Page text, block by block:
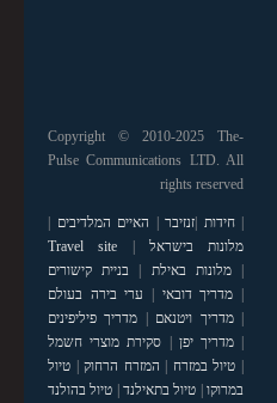
Copyright © 2010-2025 The-
Pulse Communications LTD. All
rights reserved
|חידות |זנזיבר | האיים המלדיבים |
מלונות בישראל |
Travel site
|מלונות באילת | בניית קישורים
| מדריך דובאי | ערי בירה בעולם
|מדריך ויטנאם | מדריך פיליפינים
|מדריך יפן | סקירת מוצרי חשמל
| טיול במזרח | המזרח הרחוק| טיול
במרוקו| טיול בתאילנד| טיול בהולנד